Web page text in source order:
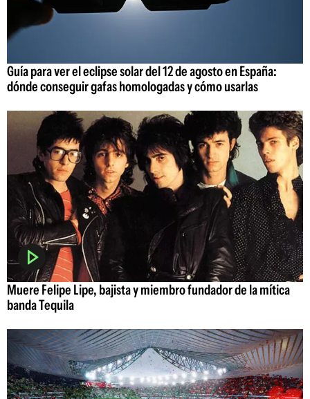
Guía para ver el eclipse solar del 12 de agosto en España:
dónde conseguir gafas homologadas y cómo usarlas
Muere Felipe Lipe, bajista y miembro fundador de la mítica
banda Tequila